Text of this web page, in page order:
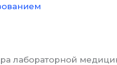
лабораторной